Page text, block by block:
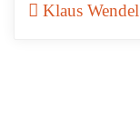
Klaus Wendel